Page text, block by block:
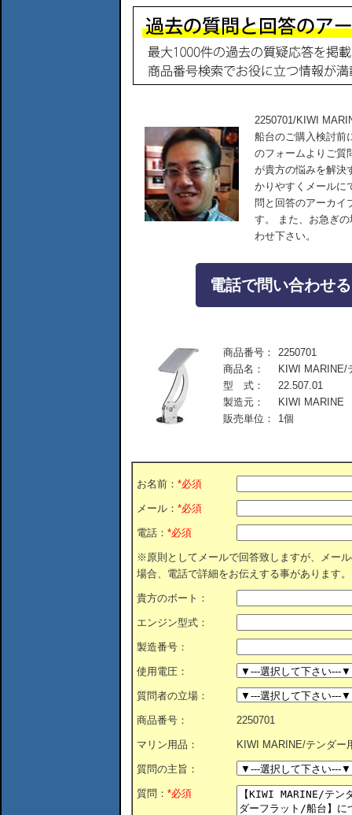
2250701/KIWI
船台のご購入検討前
のフォームよりご質
が貴方の悩みを解決
かりやすくメールに
問と回答のアーカイ
す。 また、お急ぎ
わせ下さい。
電話で問い合わせ
商品番号：
2250701
商品名：
KIWI MARINE/
型 式：
22.507.01
製造元：
KIWI MARINE
販売単位：
1個
お名前： *必須
メール： *必須
電話： *必須
※原則としてメールで回答致しますが、メー
場合、電話で詳細をお伝えする事があります。
貴方のボート：
エンジン型式：
製造番号：
使用電圧：
質問者の立場：
商品番号： 2250701
マリン用品： KIWI MARINE/テンダー
質問の主旨：
質問： *必須